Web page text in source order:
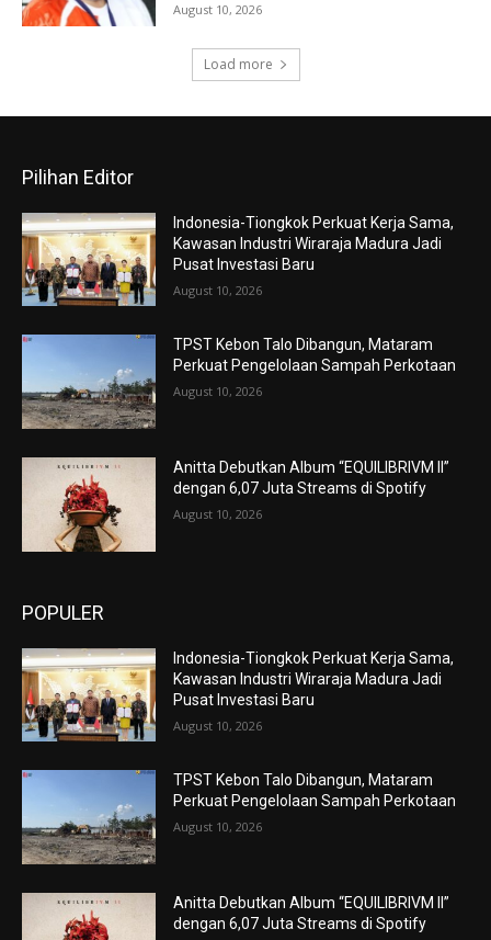
August 10, 2026
Load more
Pilihan Editor
Indonesia-Tiongkok Perkuat Kerja Sama,
Kawasan Industri Wiraraja Madura Jadi
Pusat Investasi Baru
August 10, 2026
TPST Kebon Talo Dibangun, Mataram
Perkuat Pengelolaan Sampah Perkotaan
August 10, 2026
Anitta Debutkan Album “EQUILIBRIVM II”
dengan 6,07 Juta Streams di Spotify
August 10, 2026
POPULER
Indonesia-Tiongkok Perkuat Kerja Sama,
Kawasan Industri Wiraraja Madura Jadi
Pusat Investasi Baru
August 10, 2026
TPST Kebon Talo Dibangun, Mataram
Perkuat Pengelolaan Sampah Perkotaan
August 10, 2026
Anitta Debutkan Album “EQUILIBRIVM II”
dengan 6,07 Juta Streams di Spotify